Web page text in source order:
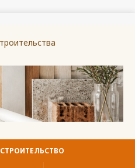
СТРОИТЕЛЬСТВО